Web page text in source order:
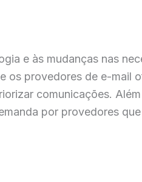
e às mudanças nas
provedores de e-mail
comunicações.
por provedores